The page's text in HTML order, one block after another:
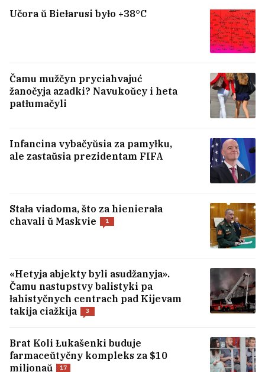
Učora ŭ Biełarusi było +38°C
Čamu mužčyn pryciahvajuć
žanočyja azadki? Navukoŭcy i heta
patłumačyli
Infancina vybačyŭsia za pamyłku,
ale zastaŭsia prezidentam FIFA
Stała viadoma, što za hienierała
chavali ŭ Maskvie
1
«Hetyja abjekty byli asudžanyja».
Čamu nastupstvy balistyki pa
łahistyčnych centrach pad Kijevam
takija ciažkija
3
Brat Koli Łukašenki buduje
farmaceŭtyčny kompleks za $10
miljonaŭ
17